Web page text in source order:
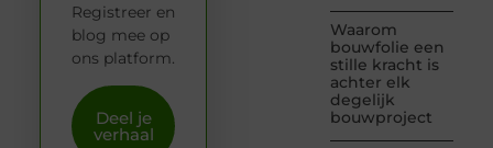
Waarom
bouwfolie een
stille kracht is
achter elk
degelijk
bouwproject
Registreer en
blog mee op
ons platform.
Deel je
verhaal